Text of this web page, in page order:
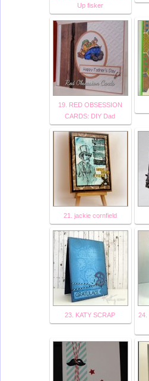
Up fisker
19. RED OBSESSION
CARDS: DIY Dad
21. jackie cornfield
23. KATY SCRAP
24.